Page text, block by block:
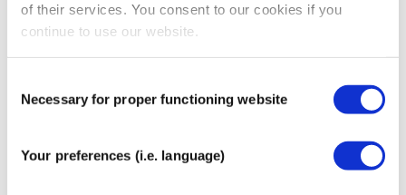
of their services. You consent to our cookies if you
continue to use our website.
Selection
Necessary for proper functioning website
Your preferences (i.e. language)
CureTape® Cutter – Cortador de
cinta kinesiológica
€69,95